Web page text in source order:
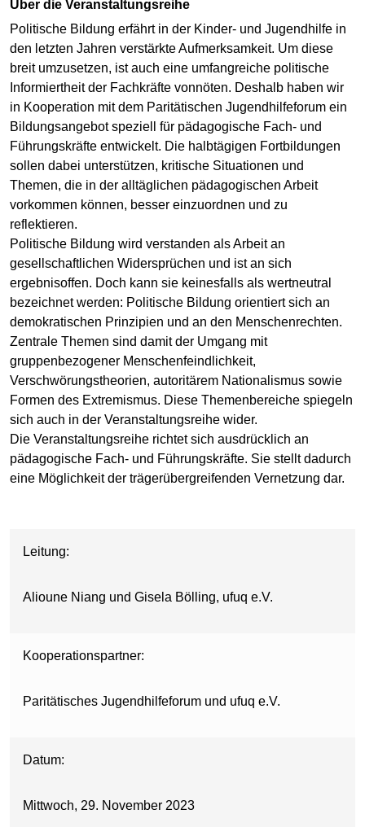
Über die Veranstaltungsreihe
Politische Bildung erfährt in der Kinder- und Jugendhilfe in
den letzten Jahren verstärkte Aufmerksamkeit. Um diese
breit umzusetzen, ist auch eine umfangreiche politische
Informiertheit der Fachkräfte vonnöten. Deshalb haben wir
in Kooperation mit dem Paritätischen Jugendhilfeforum ein
Bildungsangebot speziell für pädagogische Fach- und
Führungskräfte entwickelt. Die halbtägigen Fortbildungen
sollen dabei unterstützen, kritische Situationen und
Themen, die in der alltäglichen pädagogischen Arbeit
vorkommen können, besser einzuordnen und zu
reflektieren.
Politische Bildung wird verstanden als Arbeit an
gesellschaftlichen Widersprüchen und ist an sich
ergebnisoffen. Doch kann sie keinesfalls als wertneutral
bezeichnet werden: Politische Bildung orientiert sich an
demokratischen Prinzipien und an den Menschenrechten.
Zentrale Themen sind damit der Umgang mit
gruppenbezogener Menschenfeindlichkeit,
Verschwörungstheorien, autoritärem Nationalismus sowie
Formen des Extremismus. Diese Themenbereiche spiegeln
sich auch in der Veranstaltungsreihe wider.
Die Veranstaltungsreihe richtet sich ausdrücklich an
pädagogische Fach- und Führungskräfte. Sie stellt dadurch
eine Möglichkeit der trägerübergreifenden Vernetzung dar.
Leitung:
Alioune Niang und Gisela Bölling, ufuq e.V.
Kooperationspartner:
Paritätisches Jugendhilfeforum und ufuq e.V.
Datum:
Mittwoch, 29. November 2023